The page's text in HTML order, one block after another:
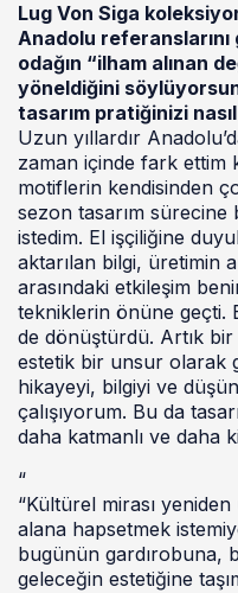
Lug Von Siga
Anadolu
odağın “ilham alınan
yöneldiğini
tasarım pratiğinizi
Uzun yıllardır
zaman içinde fark ettim
motiflerin kendisinden
sezon tasarım
istedim. El işçiliğine
aktarılan bilgi, üretimin
arasındaki etkileşim
tekniklerin önüne geçti.
de dönüştürdü. Artık bir
estetik bir unsur olarak
hikayeyi, bilgiyi ve
çalışıyorum. Bu da
daha katmanlı ve daha
“
“Kültürel mirası
alana hapsetmek
bugünün gardırobuna,
geleceğin estetiğine